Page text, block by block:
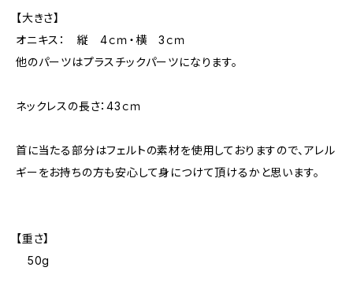
【大きさ】
オニキス： 縦 4ｃｍ・横 3ｃｍ
他のパーツはプラスチックパーツになります。
ネックレスの長さ：43ｃｍ
首に当たる部分はフェルトの素材を使用しておりますので、アレル
ギーをお持ちの方も安心して身につけて頂けるかと思います。
【重さ】
50g